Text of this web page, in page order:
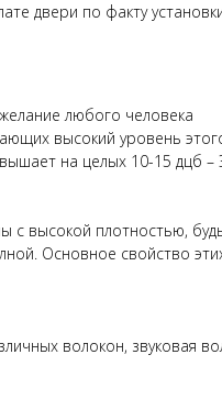
двери по факту
любого человека
высокий уровень
на целых 10-15 дцб
с высокой плотностью,
Основное свойство
волокон, звуковая